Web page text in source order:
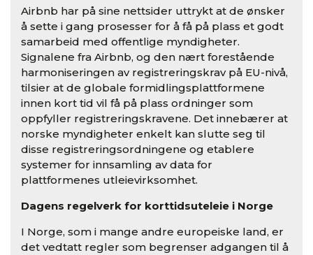
Airbnb har på sine nettsider uttrykt at de ønsker
å sette i gang prosesser for å få på plass et godt
samarbeid med offentlige myndigheter.
Signalene fra Airbnb, og den nært forestående
harmoniseringen av registreringskrav på EU-nivå,
tilsier at de globale formidlingsplattformene
innen kort tid vil få på plass ordninger som
oppfyller registreringskravene. Det innebærer at
norske myndigheter enkelt kan slutte seg til
disse registreringsordningene og etablere
systemer for innsamling av data for
plattformenes utleievirksomhet.
Dagens regelverk for korttidsuteleie i Norge
I Norge, som i mange andre europeiske land, er
det vedtatt regler som begrenser adgangen til å